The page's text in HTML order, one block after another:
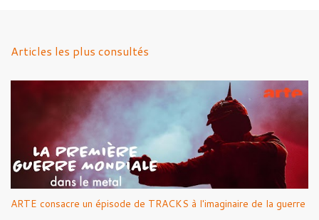
a
s
Articles les plus consultés
ARTE consacre un épisode de TRACKS à l'imaginaire de la guerre